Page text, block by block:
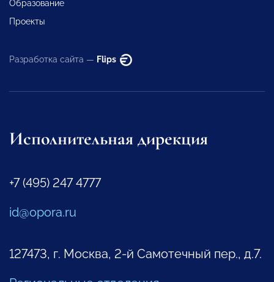
Образование
Проекты
Разработка сайта — Flips
Исполнительная дирекция
+7 (495) 247 4777
id@opora.ru
127473, г. Москва, 2-й Самотечный пер., д.7.